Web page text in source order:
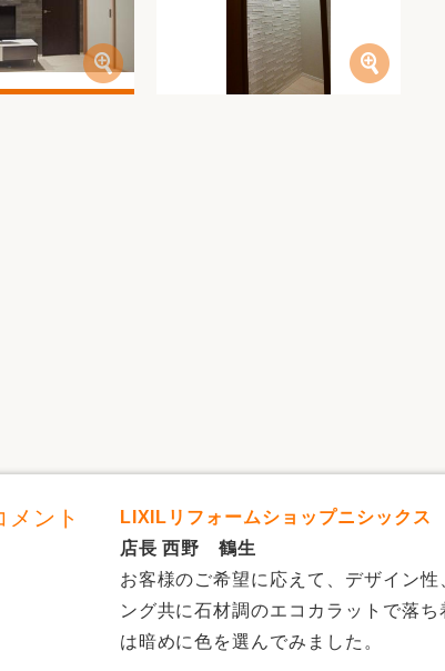
メント
LIXILリフォームショップニシックス
店長 西野 鶴生
お客様のご希望に応えて、デザイン
ング共に石材調のエコカラットで落
は暗めに色を選んでみました。